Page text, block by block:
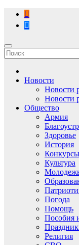
Перейти
содержимому
Новости
Новости
Новости
Общество
Армия
Здоровье
История
Конкурсы
Культура
Погода
Помощь
Пособия
Религия